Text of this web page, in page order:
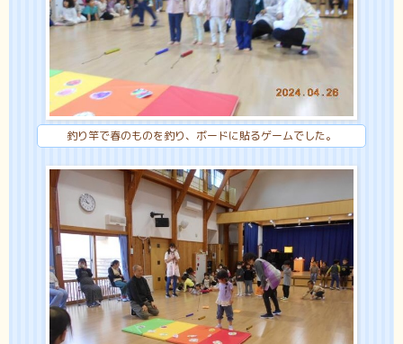
釣り竿で春のものを釣り、ボードに貼るゲームでした。